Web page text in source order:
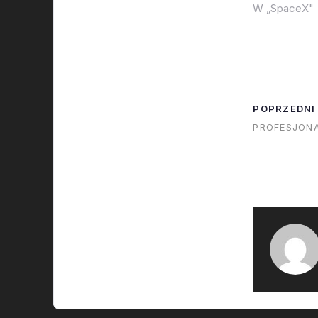
W „SpaceX"
POPRZEDNI